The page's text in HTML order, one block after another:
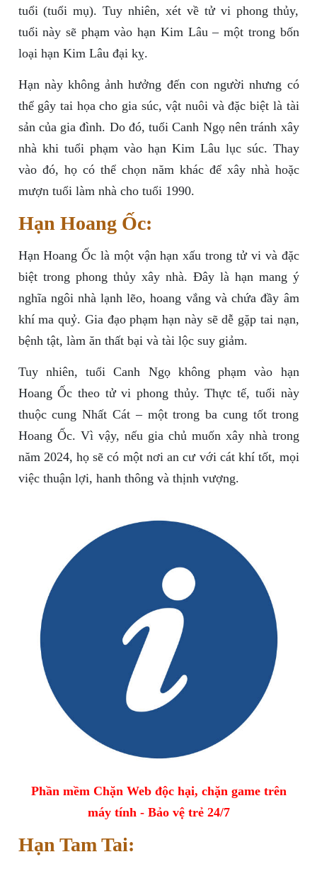
tuổi (tuổi mụ). Tuy nhiên, xét về tử vi phong thủy,
tuổi này sẽ phạm vào hạn Kim Lâu – một trong bốn
loại hạn Kim Lâu đại kỵ.
Hạn này không ảnh hưởng đến con người nhưng có
thể gây tai họa cho gia súc, vật nuôi và đặc biệt là tài
sản của gia đình. Do đó, tuổi Canh Ngọ nên tránh xây
nhà khi tuổi phạm vào hạn Kim Lâu lục súc. Thay
vào đó, họ có thể chọn năm khác để xây nhà hoặc
mượn tuổi làm nhà cho tuổi 1990.
Hạn Hoang Ốc:
Hạn Hoang Ốc là một vận hạn xấu trong tử vi và đặc
biệt trong phong thủy xây nhà. Đây là hạn mang ý
nghĩa ngôi nhà lạnh lẽo, hoang vắng và chứa đầy âm
khí ma quỷ. Gia đạo phạm hạn này sẽ dễ gặp tai nạn,
bệnh tật, làm ăn thất bại và tài lộc suy giảm.
Tuy nhiên, tuổi Canh Ngọ không phạm vào hạn
Hoang Ốc theo tử vi phong thủy. Thực tế, tuổi này
thuộc cung Nhất Cát – một trong ba cung tốt trong
Hoang Ốc. Vì vậy, nếu gia chủ muốn xây nhà trong
năm 2024, họ sẽ có một nơi an cư với cát khí tốt, mọi
việc thuận lợi, hanh thông và thịnh vượng.
Phần mềm Chặn Web độc hại, chặn game trên
máy tính - Bảo vệ trẻ 24/7
Hạn Tam Tai: